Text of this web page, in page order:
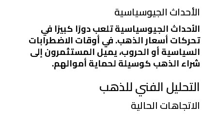
الأحداث الجيوسياسية
الأحداث الجيوسياسية تلعب دورًا كبيرًا في
تحركات أسعار الذهب. في أوقات الاضطرابات
السياسية أو الحروب، يميل المستثمرون إلى
شراء الذهب كوسيلة لحماية أموالهم.
التحليل الفني للذهب
الاتجاهات الحالية